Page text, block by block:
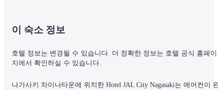
이 숙소 정보
호텔 정보는 변경될 수 있습니다. 더 정확한 정보는 호텔 공식 홈페이
지에서 확인하실 수 있습니다.
나가사키 차이나타운에 위치한 Hotel JAL City Nagasaki는 에어컨이